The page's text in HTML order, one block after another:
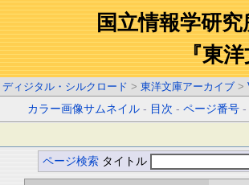
国立情報学研
『東
ディジタル・シルクロード > 東洋文庫アーカイブ >
カラー画像サムネイル - 目次 -ページ番号
ページ検索 タイトル